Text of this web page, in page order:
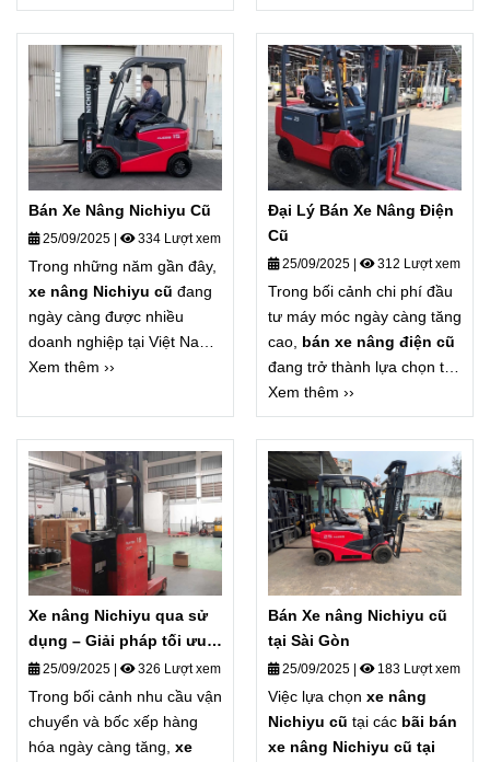
hạn. Nếu bạn đang cần tìm
xe nâng điện Nichiyu qua
sử dụng, đặc biệt làxe
nâng điện Nichiyu cũ bãi
tại Sài Gòn, hãy liên
hệ ngay vớiG-MAC Việt
Namđể được tư vấn và
chọn mua sản phẩm phù
hợp nhất
là giải pháp hoàn hảo giúp
doanh nghiệp tiết kiệm chi
phí, sở hữu phương tiện
nâng hạ chất lượng cao,
bền bỉ và an toàn.
Bán Xe Nâng Nichiyu Cũ
25/09/2025 | 334 Lượt xem
Trong những năm gần đây,
xe nâng Nichiyu cũ đang
ngày càng được nhiều
doanh nghiệp tại Việt Nam
lựa chọn bởi sự bền bỉ, tiết
vượt trội. Nichiyu là thương
hiệu xe nâng điện nổi tiếng
đến từ Nhật Bản, với ưu
điểm vận hành êm ái, tiết
kiệm năng lượng và thân
thiện với môi trường.
Xem thêm ››
Đại Lý Bán Xe Nâng Điện
Cũ
25/09/2025 | 312 Lượt xem
Trong bối cảnh chi phí đầu
tư máy móc ngày càng tăng
cao, bán xe nâng điện cũ
đang trở thành lựa chọn tối
ưu cho nhiều doanh nghiệp
tại Sài Gòn và các tỉnh lân
cận. Với mức giá hợp lý,
chất lượng đảm bảo, xe
nâng điện đã qua sử dụng
giúp doanh nghiệp tiết kiệm
chi phí mà vẫn đáp ứng
được nhu cầu vận hành
kho bãi, nhà xưởng.
Xem thêm ››
Xe nâng Nichiyu qua sử
dụng – Giải pháp tối ưu
cho doanh nghiệp tại Sài
Gòn
25/09/2025 326 Lượt xem
Trong bối cảnh nhu cầu vận
chuyển và bốc xếp hàng
hóa ngày càng tăng, xe
Bán Xe nâng Nichiyu cũ
tại Sài Gòn
25/09/2025 183 Lượt xem
Việc lựa chọn xe nâng
Nichiyu cũ tại các bãi bán
xe nâng Nichiyu cũ tại